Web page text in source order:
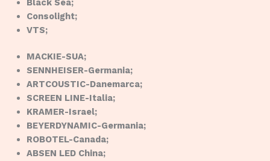
Black Sea;
Consolight;
VTS;
MACKIE-SUA;
SENNHEISER-Germania;
ARTCOUSTIC-Danemarca;
SCREEN LINE-Italia;
KRAMER-Israel;
BEYERDYNAMIC-Germania;
ROBOTEL-Canada;
ABSEN LED China;